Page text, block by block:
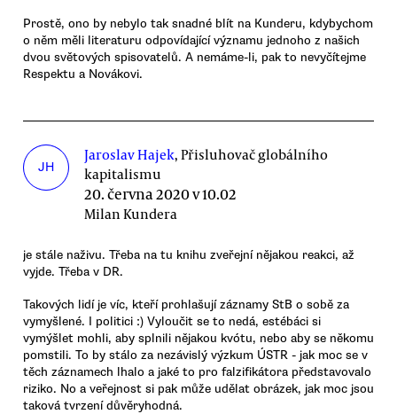
Prostě, ono by nebylo tak snadné blít na Kunderu, kdybychom
o něm měli literaturu odpovídající významu jednoho z našich
dvou světových spisovatelů. A nemáme-li, pak to nevyčítejme
Respektu a Novákovi.
JH
Jaroslav Hajek, Přisluhovač globálního
kapitalismu
20. června 2020 v 10.02
Milan Kundera
je stále naživu. Třeba na tu knihu zveřejní nějakou reakci, až
vyjde. Třeba v DR.
Takových lidí je víc, kteří prohlašují záznamy StB o sobě za
vymyšlené. I politici :) Vyloučit se to nedá, estébáci si
vymýšlet mohli, aby splnili nějakou kvótu, nebo aby se někomu
pomstili. To by stálo za nezávislý výzkum ÚSTR - jak moc se v
těch záznamech lhalo a jaké to pro falzifikátora představovalo
riziko. No a veřejnost si pak může udělat obrázek, jak moc jsou
taková tvrzení důvěryhodná.